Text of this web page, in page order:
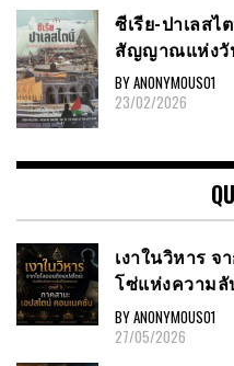
ซีเรีย​-ปาเลส
สัญญาณ​แห่งวั
BY ANONYMOUS01
23/02/2026
เงาในวิหาร
โซ่แห่งความลั
BY ANONYMOUS01
27/05/2026